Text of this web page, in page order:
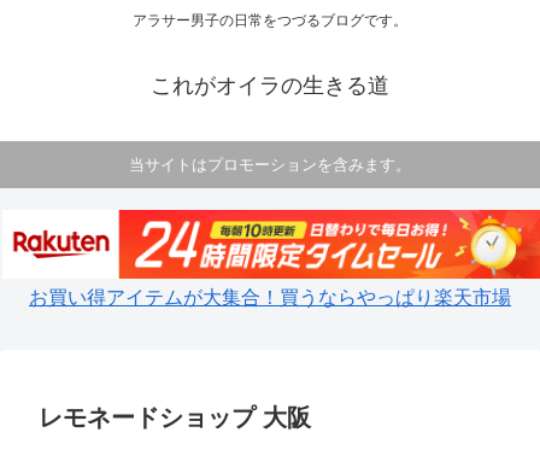
アラサー男子の日常をつづるブログです。
これがオイラの生きる道
当サイトはプロモーションを含みます。
お買い得アイテムが大集合！買うならやっぱり楽天市場
レモネードショップ 大阪